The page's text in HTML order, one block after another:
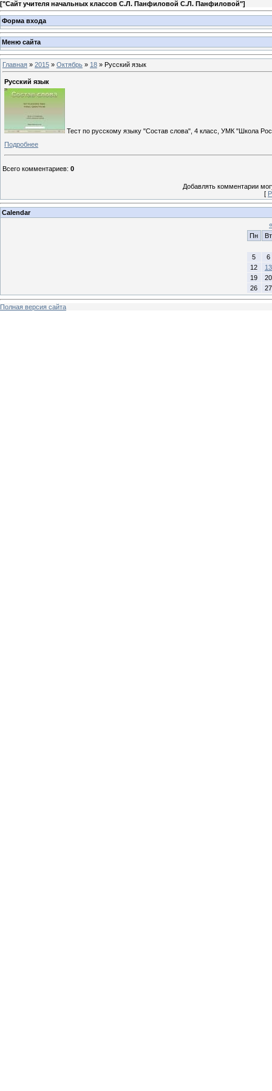
["Сайт учителя начальных классов С.Л. Панфиловой С.Л. Панфиловой"]
Форма входа
Меню сайта
Главная » 2015 » Октябрь » 18 » Русский язык
Русский язык
Тест по русскому языку "Состав слова", 4 класс, УМК "Школа
Подробнее
Всего комментариев: 0
Добавлять комментарии
[
Calendar
«
Пн
Вт
5
6
12
13
19
20
26
27
Полная версия сайта